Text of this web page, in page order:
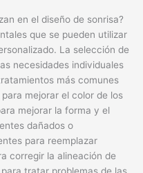
en el diseño de sonrisa?
que se pueden utilizar
La selección de
necesidades individuales
más comunes
mejorar el color de los
mejorar la forma y el
dañados o
para reemplazar
corregir la alineación de